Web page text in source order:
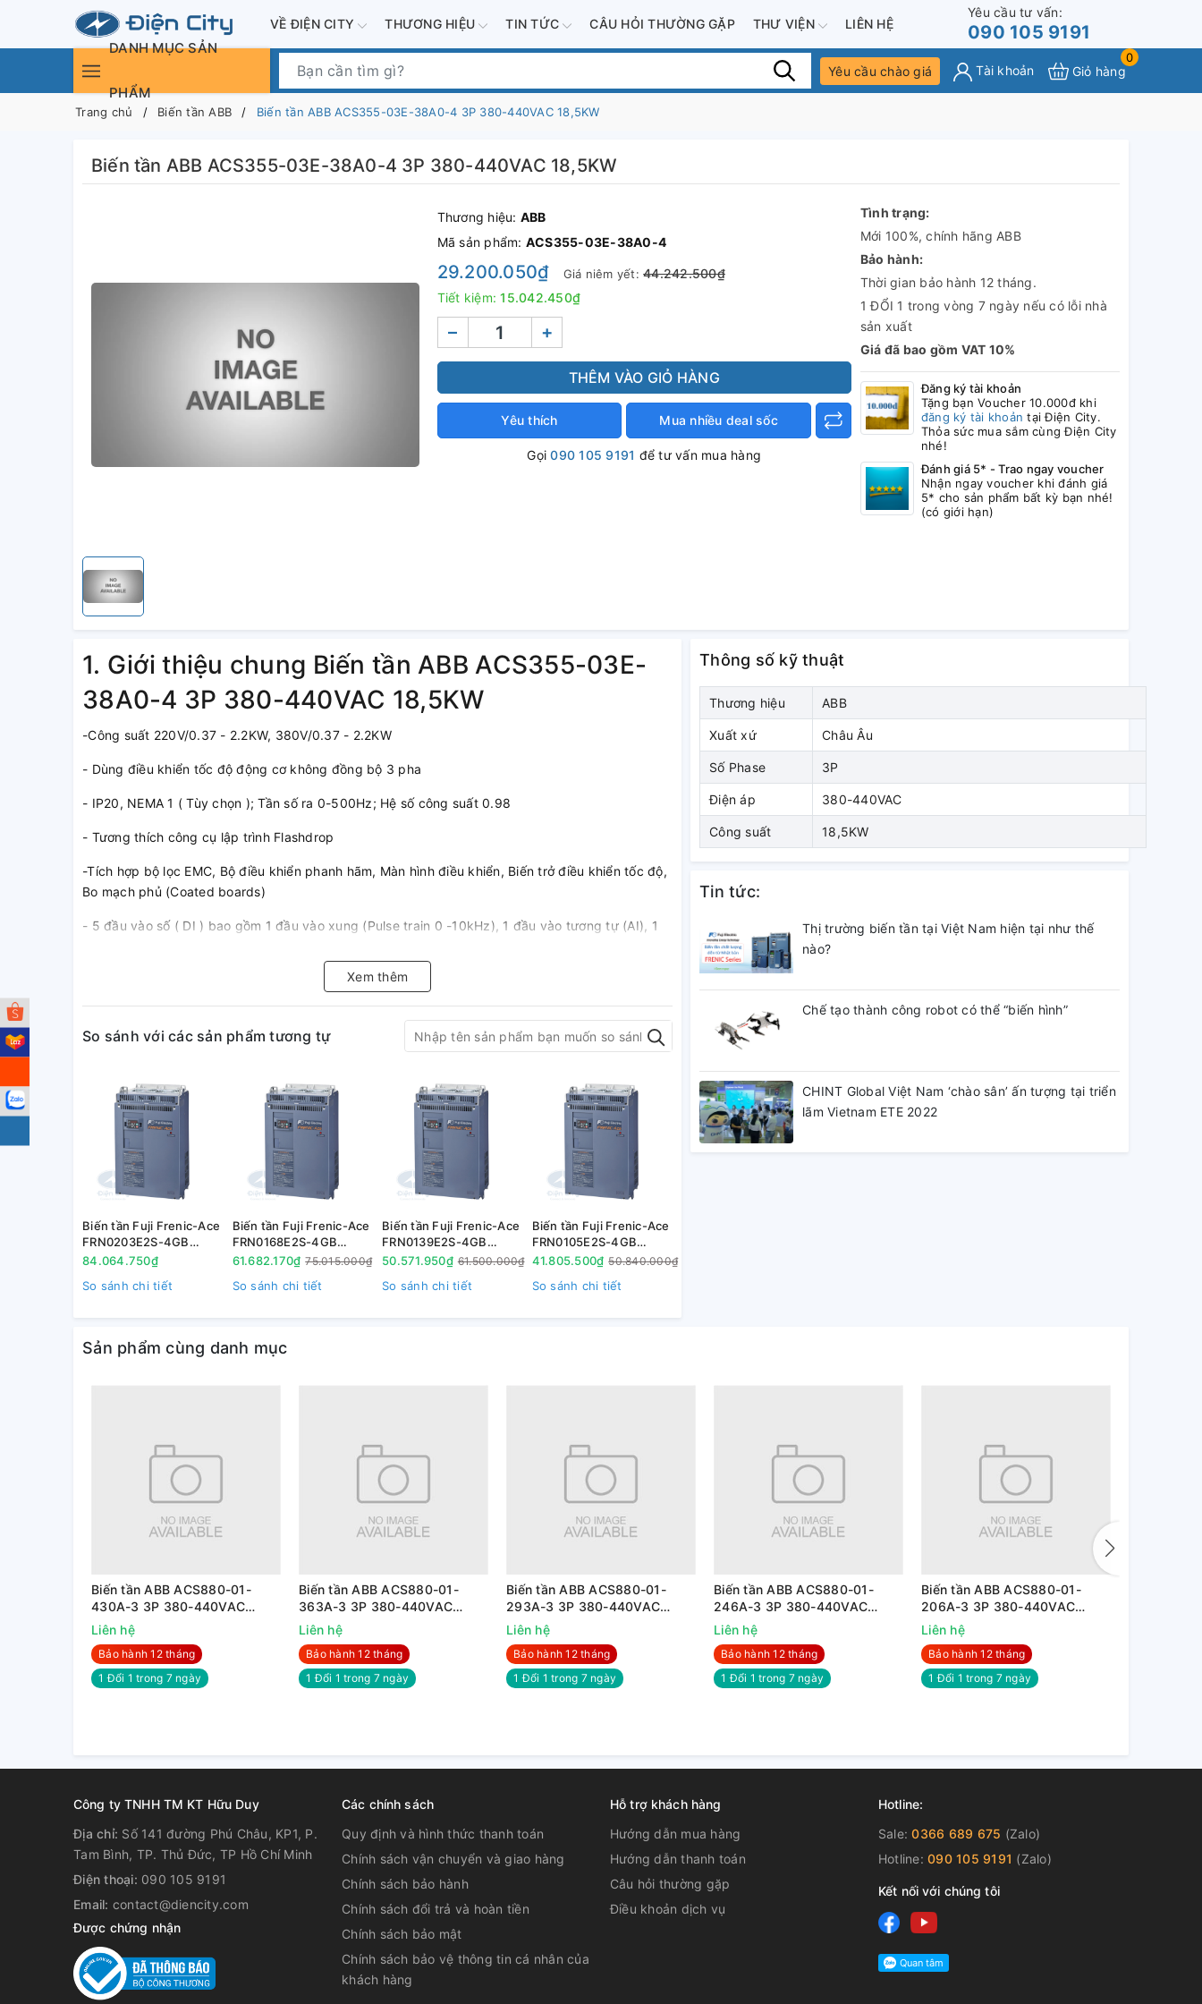
VỀ ĐIỆN CITY THƯƠNG HIỆU TIN TỨC CÂU HỎI THƯỜNG GẶP THƯ VIỆN LIÊN HỆ
Yêu cầu tư vấn:
090 105 9191
DANH MỤC SẢN
PHẨM
Yêu cầu chào giá Tài khoản
0
Giỏ hàng
Trang chủ Biến tần ABB Biến tần ABB ACS355-03E-38A0-4 3P 380-440VAC 18,5KW
Biến tần ABB ACS355-03E-38A0-4 3P 380-440VAC 18,5KW
Thương hiệu: ABB
Mã sản phẩm: ACS355-03E-38A0-4
29.200.050₫ Giá niêm yết:44.242.500₫
Tiết kiệm:15.042.450₫
– +
THÊM VÀO GIỎ HÀNG
Yêu thích Mua nhiều deal sốc
Gọi090 105 9191 để tư vấn mua hàng
Tình trạng:
Mới 100%, chính hãng ABB
Bảo hành:
Thời gian bảo hành 12 tháng.
1 ĐỔI 1 trong vòng 7 ngày nếu có lỗi nhà
sản xuất
Giá đã bao gồm VAT 10%
Đăng ký tài khoản
Tặng bạn Voucher 10.000đ khi
đăng ký tài khoản tại Điện City.
Thỏa sức mua sắm cùng Điện City
nhé!
Đánh giá 5* - Trao ngay voucher
Nhận ngay voucher khi đánh giá
5* cho sản phẩm bất kỳ bạn nhé!
(có giới hạn)
1. Giới thiệu chung Biến tần ABB ACS355-03E-
38A0-4 3P 380-440VAC 18,5KW
-Công suất 220V/0.37 - 2.2KW, 380V/0.37 - 2.2KW
- Dùng điều khiển tốc độ động cơ không đồng bộ 3 pha
- IP20, NEMA 1 ( Tùy chọn ); Tần số ra 0-500Hz; Hệ số công suất 0.98
- Tương thích công cụ lập trình Flashdrop
-Tích hợp bộ lọc EMC, Bộ điều khiển phanh hãm, Màn hình điều khiển, Biến trở điều khiển tốc độ,
Bo mạch phủ (Coated boards)
- 5 đầu vào số ( DI ) bao gồm 1 đầu vào xung (Pulse train 0 -10kHz), 1 đầu vào tương tự (AI), 1
- Ứng dụng : Máy đóng gói, băng tải, cửa tự động, bơm, quạt . . .
2. Diễn giải mã hàng
3. Kích thước
( đang cập nhật)
4. Tài liệu tham khảo
Xem thêm
So sánh với các sản phẩm tương tự
Biến tần Fuji Frenic-Ace
FRN0203E2S-4GB
90kW(G) 110kW(P) 3P
84.064.750₫
So sánh chi tiết
Biến tần Fuji Frenic-Ace
FRN0168E2S-4GB
75kW(G) 90kW(P) 3P
61.682.170₫ 75.015.000₫
So sánh chi tiết
Biến tần Fuji Frenic-Ace
FRN0139E2S-4GB
55kW(G) 75kW(P) 3P
50.571.950₫ 61.500.000₫
So sánh chi tiết
Biến tần Fuji Frenic-Ace
FRN0105E2S-4GB
45kW(G) 55kW(P) 3P
41.805.500₫ 50.840.000₫
So sánh chi tiết
Thông số kỹ thuật
Thương hiệu ABB
Xuất xứ Châu Âu
Số Phase 3P
Điện áp 380-440VAC
Công suất 18,5KW
Tin tức:
Thị trường biến tần tại Việt Nam hiện tại như thế
nào?
Chế tạo thành công robot có thể “biến hình”
CHINT Global Việt Nam ‘chào sân’ ấn tượng tại triển
lãm Vietnam ETE 2022
Sản phẩm cùng danh mục
Biến tần ABB ACS880-01-
430A-3 3P 380-440VAC
250KW
Liên hệ
Bảo hành 12 tháng
1 Đổi 1 trong 7 ngày
Biến tần ABB ACS880-01-
363A-3 3P 380-440VAC
200KW
Liên hệ
Bảo hành 12 tháng
1 Đổi 1 trong 7 ngày
Biến tần ABB ACS880-01-
293A-3 3P 380-440VAC
160KW
Liên hệ
Bảo hành 12 tháng
1 Đổi 1 trong 7 ngày
Biến tần ABB ACS880-01-
246A-3 3P 380-440VAC
132KW
Liên hệ
Bảo hành 12 tháng
1 Đổi 1 trong 7 ngày
Biến tần ABB ACS880-01-
206A-3 3P 380-440VAC
110KW
Liên hệ
Bảo hành 12 tháng
1 Đổi 1 trong 7 ngày
Công ty TNHH TM KT Hữu Duy
Địa chỉ: Số 141 đường Phú Châu, KP1, P.
Tam Bình, TP. Thủ Đức, TP Hồ Chí Minh
Điện thoại: 090 105 9191
Email: contact@diencity.com
Được chứng nhận
Các chính sách
Quy định và hình thức thanh toán
Chính sách vận chuyển và giao hàng
Chính sách bảo hành
Chính sách đổi trả và hoàn tiền
Chính sách bảo mật
Chính sách bảo vệ thông tin cá nhân của
khách hàng
Hỗ trợ khách hàng
Hướng dẫn mua hàng
Hướng dẫn thanh toán
Câu hỏi thường gặp
Điều khoản dịch vụ
Hotline:
Sale:0366 689 675 (Zalo)
Hotline:090 105 9191 (Zalo)
Kết nối với chúng tôi